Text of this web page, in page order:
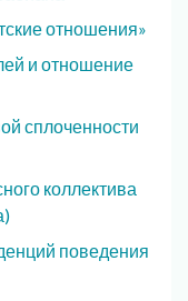
отношения»
и отношение
сплоченности
коллектива
поведения